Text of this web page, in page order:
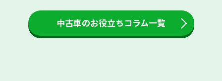
付金をお客様に返還しない業者もあります。廃車査定
をする際には、自動車税の還付金の返還があるかどう
かを確認するようにしてください。岐阜県のソコカラ
中古車のお役立ちコラム一覧